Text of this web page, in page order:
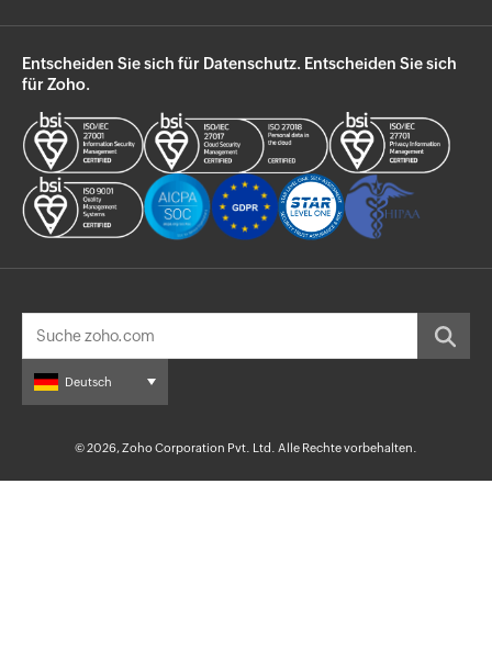
Entscheiden Sie sich für Datenschutz. Entscheiden Sie sich
für Zoho.
Deutsch
© 2026, Zoho Corporation Pvt. Ltd. Alle Rechte vorbehalten.